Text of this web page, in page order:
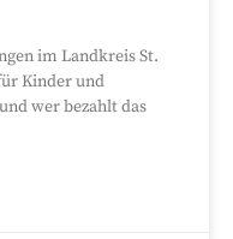
im Landkreis St.
Kinder und
wer bezahlt das